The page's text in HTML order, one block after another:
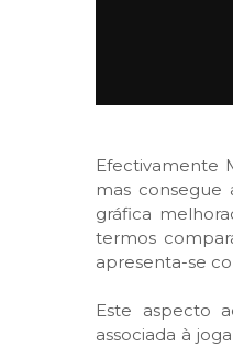
Efectivamente
mas consegue
gráfica
termos
apresenta-se
Este aspecto
associada à